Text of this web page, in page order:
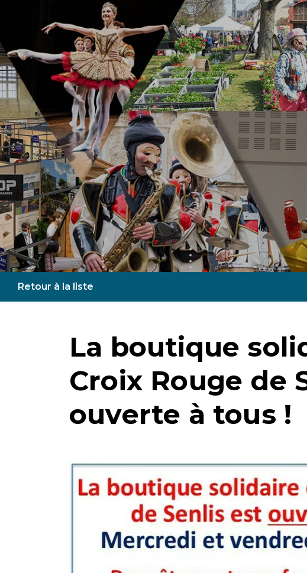
Retour à la liste
La boutique
Croix Rouge de
ouverte à tous !